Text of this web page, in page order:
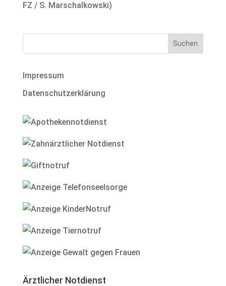
FZ / S. Marschalkowski)
Impressum
Datenschutzerklärung
Ärztlicher Notdienst